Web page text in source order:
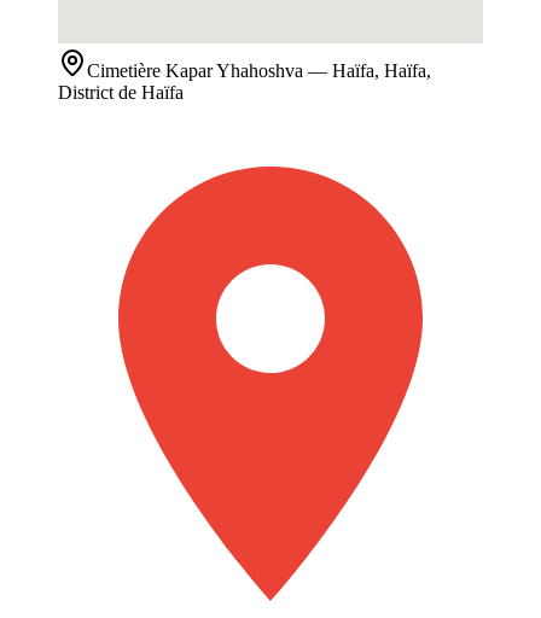
Cimetière Kapar Yhahoshva — Haïfa, Haïfa,
District de Haïfa